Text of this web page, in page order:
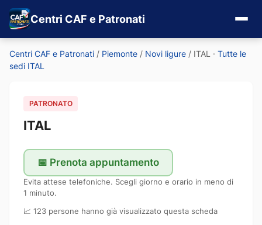
Centri CAF e Patronati
Centri CAF e Patronati / Piemonte / Novi ligure / ITAL · Tutte le
sedi ITAL
PATRONATO
ITAL
📅 Prenota appuntamento
Evita attese telefoniche. Scegli giorno e orario in meno di
1 minuto.
📈 123 persone hanno già visualizzato questa scheda